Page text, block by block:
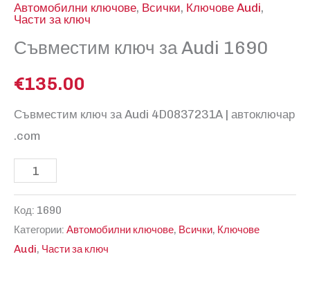
Автомобилни ключове, Всички, Ключове Audi,
Части за ключ
Съвместим ключ за Audi 1690
€135.00
Съвместим ключ за Audi 4D0837231A | автоключар
.com
количество
Съвместим
ключ
за
Код: 1690
Категории: Автомобилни ключове, Всички, Ключове
Audi, Части за ключ